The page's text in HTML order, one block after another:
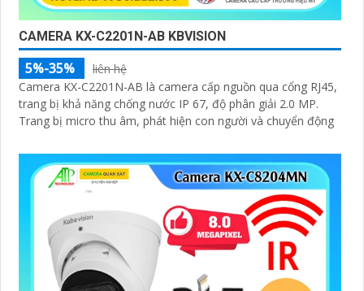
CAMERA KX-C2201N-AB KBVISION
5%-35%
liên hệ
Camera KX-C2201N-AB là camera cấp nguồn qua cổng RJ45,
trang bị khả năng chống nước IP 67, độ phân giải 2.0 MP.
Trang bị micro thu âm, phát hiện con người và chuyển động